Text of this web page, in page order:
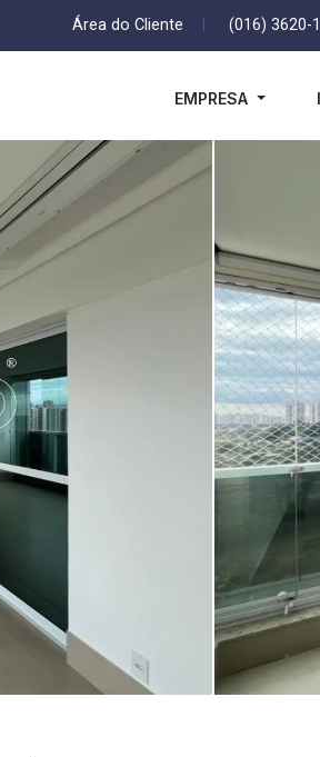
Área do Cliente (016) 3620-
EMPRESA